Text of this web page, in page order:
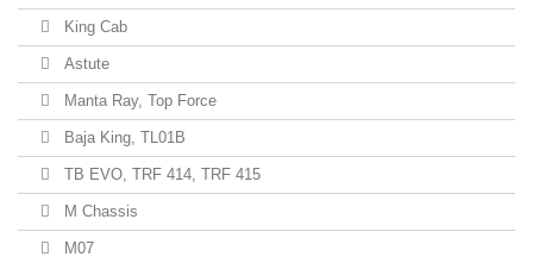
King Cab
Astute
Manta Ray, Top Force
Baja King, TL01B
TB EVO, TRF 414, TRF 415
M Chassis
M07